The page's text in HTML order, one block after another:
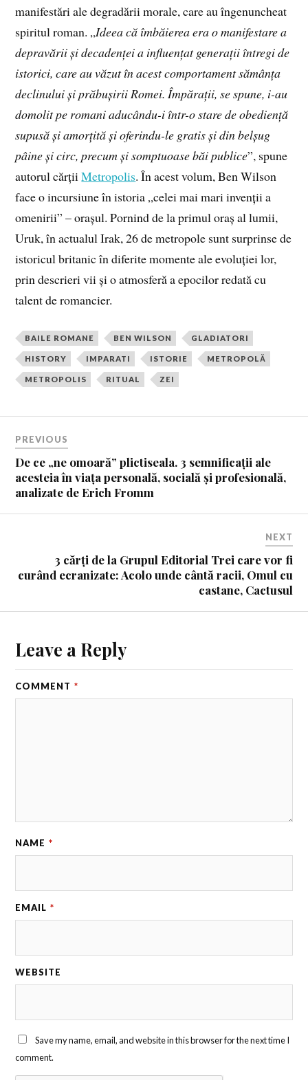
manifestări ale degradării morale, care au îngenuncheat
spiritul roman. „Ideea că îmbăierea era o manifestare a
depravării și decadenței a influențat generații întregi de
istorici, care au văzut în acest comportament sămânța
declinului și prăbușirii Romei. Împărații, se spune, i-au
domolit pe romani aducându-i într-o stare de obediență
supusă și amorțită și oferindu-le gratis și din belșug
pâine și circ, precum și somptuoase băi publice”, spune
autorul cărțiiMetropolis. În acest volum, Ben Wilson
face o incursiune în istoria „celei mai mari invenții a
omenirii” – orașul. Pornind de la primul oraș al lumii,
Uruk, în actualul Irak, 26 de metropole sunt surprinse de
istoricul britanic în diferite momente ale evoluției lor,
prin descrieri vii și o atmosferă a epocilor redată cu
talent de romancier.
BAILE ROMANE BEN WILSON GLADIATORI
HISTORY IMPARATI ISTORIE METROPOLĂ
METROPOLIS RITUAL ZEI
PREVIOUS
De ce „ne omoară” plictiseala. 3 semnificații ale
acesteia în viața personală, socială și profesională,
analizate de Erich Fromm
NEXT
3 cărți de la Grupul Editorial Trei care vor fi
curând ecranizate: Acolo unde cântă racii, Omul cu
castane, Cactusul
Leave a Reply
COMMENT *
NAME *
EMAIL *
WEBSITE
Save my name, email, and website in this browser for the next time I
comment.